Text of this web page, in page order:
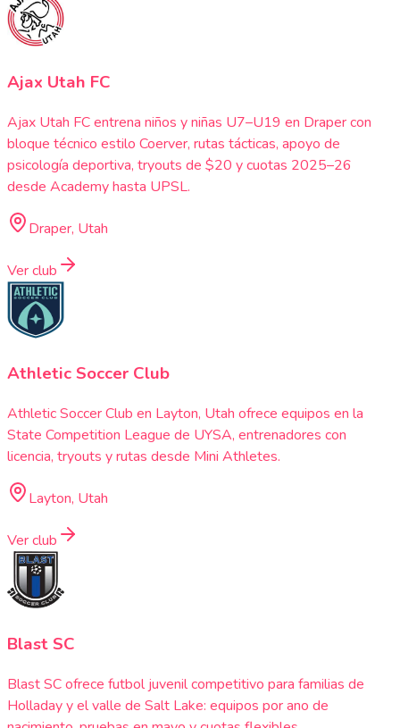
Ajax Utah FC
Ajax Utah FC entrena niños y niñas U7–U19 en Draper con
bloque técnico estilo Coerver, rutas tácticas, apoyo de
psicología deportiva, tryouts de $20 y cuotas 2025–26
desde Academy hasta UPSL.
Draper, Utah
Ver club
Athletic Soccer Club
Athletic Soccer Club en Layton, Utah ofrece equipos en la
State Competition League de UYSA, entrenadores con
licencia, tryouts y rutas desde Mini Athletes.
Layton, Utah
Ver club
Blast SC
Blast SC ofrece futbol juvenil competitivo para familias de
Holladay y el valle de Salt Lake: equipos por ano de